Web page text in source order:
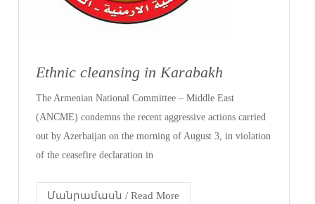
Ethnic cleansing in Karabakh
The Armenian National Committee – Middle East
(ANCME) condemns the recent aggressive actions carried
out by Azerbaijan on the morning of August 3, in violation
of the ceasefire declaration in
Մանրամասն / Read More